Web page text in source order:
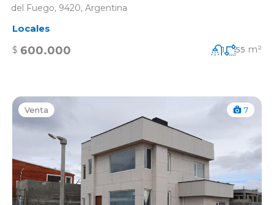
del Fuego, 9420, Argentina
Locales
$ 600.000 1 55 m²
Venta 7